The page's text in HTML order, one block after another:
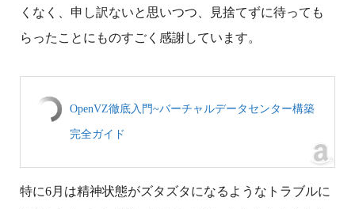
くなく、申し訳ないと思いつつ、見捨てずに待っても
らったことにものすごく感謝しています。
OpenVZ徹底入門~バーチャルデータセンター構築
完全ガイド
特に6月は精神状態がズタズタになるようなトラブルに